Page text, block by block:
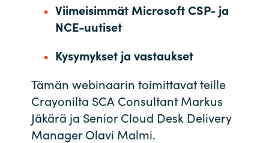
Kuwait
Malaysia
Middle East
Viimeisimmät Microsoft CSP- ja
NCE-uutiset
Kysymykset ja vastaukset
Tämän webinaarin toimittavat teille
Crayonilta SCA Consultant Markus
Jäkärä ja Senior Cloud Desk Delivery
Manager Olavi Malmi.